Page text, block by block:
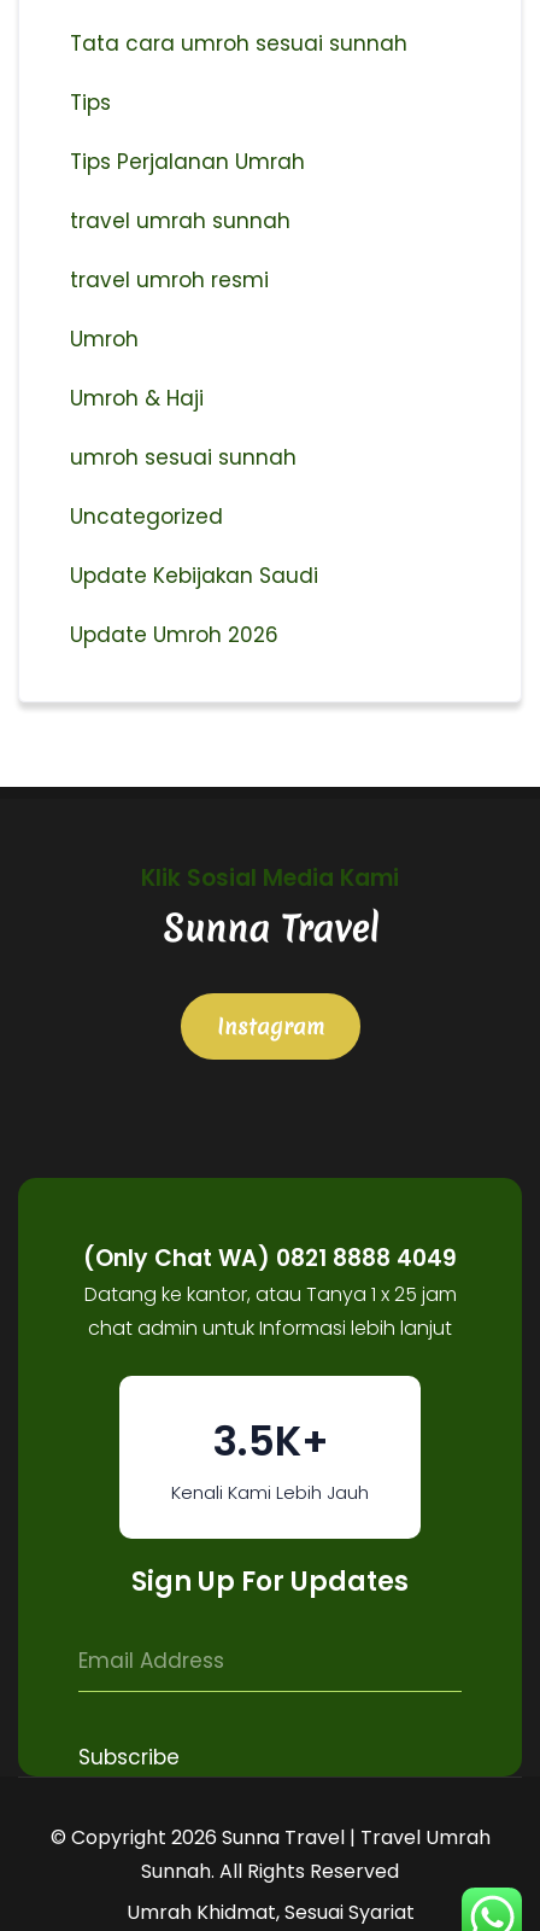
Tata cara umroh sesuai sunnah
Tips
Tips Perjalanan Umrah
travel umrah sunnah
travel umroh resmi
Umroh
Umroh & Haji
umroh sesuai sunnah
Uncategorized
Update Kebijakan Saudi
Update Umroh 2026
Klik Sosial Media Kami
Sunna Travel
Instagram
(Only Chat WA) 0821 8888 4049
Datang ke kantor, atau Tanya 1 x 25 jam
chat admin untuk Informasi lebih lanjut
3.5K+
Kenali Kami Lebih Jauh
Sign Up For Updates
© Copyright 2026 Sunna Travel | Travel Umrah
Sunnah. All Rights Reserved
Umrah Khidmat, Sesuai Syariat